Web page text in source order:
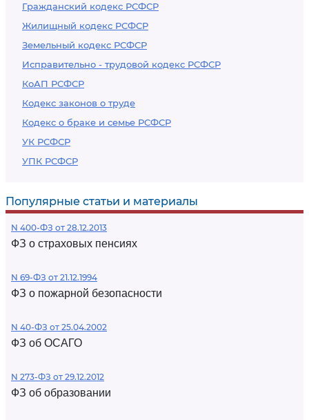
Гражданский кодекс РСФСР
Жилищный кодекс РСФСР
Земельный кодекс РСФСР
Исправительно - трудовой кодекс РСФСР
КоАП РСФСР
Кодекс законов о труде
Кодекс о браке и семье РСФСР
УК РСФСР
УПК РСФСР
Популярные статьи и материалы
N 400-ФЗ от 28.12.2013
ФЗ о страховых пенсиях
N 69-ФЗ от 21.12.1994
ФЗ о пожарной безопасности
N 40-ФЗ от 25.04.2002
ФЗ об ОСАГО
N 273-ФЗ от 29.12.2012
ФЗ об образовании